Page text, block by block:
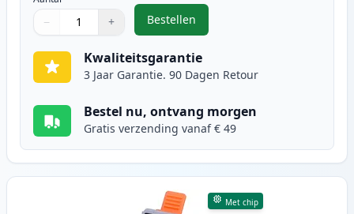
Gebruik de knoppen om aan te passen
− +
1
Bestellen
,3 stuks Canon PGI-35
Kwaliteitsgarantie
3 Jaar Garantie. 90 Dagen Retour
Bestel nu, ontvang morgen
Gratis verzending vanaf € 49
Met chip